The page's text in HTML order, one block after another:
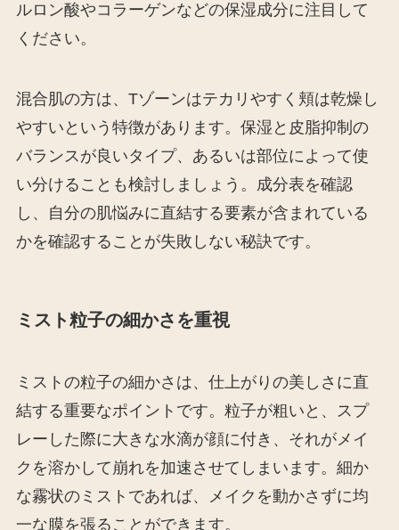
ルロン酸やコラーゲンなどの保湿成分に注目して
ください。
混合肌の方は、Tゾーンはテカリやすく頬は乾燥し
やすいという特徴があります。保湿と皮脂抑制の
バランスが良いタイプ、あるいは部位によって使
い分けることも検討しましょう。成分表を確認
し、自分の肌悩みに直結する要素が含まれている
かを確認することが失敗しない秘訣です。
ミスト粒子の細かさを重視
ミストの粒子の細かさは、仕上がりの美しさに直
結する重要なポイントです。粒子が粗いと、スプ
レーした際に大きな水滴が顔に付き、それがメイ
クを溶かして崩れを加速させてしまいます。細か
な霧状のミストであれば、メイクを動かさずに均
一な膜を張ることができます。